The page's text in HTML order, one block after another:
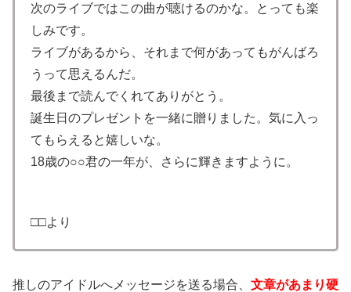
次のライブではこの曲が聴けるのかな。とっても楽
しみです。
ライブがあるから、それまで何があってもがんばろ
うって思えるんだ。
最後まで読んでくれてありがとう。
誕生日のプレゼントを一緒に贈りました。気に入っ
てもらえると嬉しいな。
18歳の○○君の一年が、さらに輝きますように。
□□より
推しのアイドルへメッセージを送る場合、 文章があまり硬